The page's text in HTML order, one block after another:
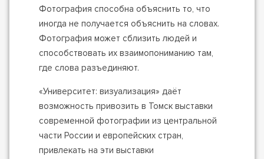
Фотография способна объяснить то, что
иногда не получается объяснить на словах.
Фотография может сблизить людей и
способствовать их взаимопониманию там,
где слова разъединяют.
«Университет: визуализация» даёт
возможность привозить в Томск выставки
современной фотографии из центральной
части России и европейских стран,
привлекать на эти выставки